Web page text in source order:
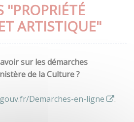
"PROPRIÉTÉ
ARTISTIQUE"
sur les démarches
de la Culture ?
Demarches-en-ligne
.